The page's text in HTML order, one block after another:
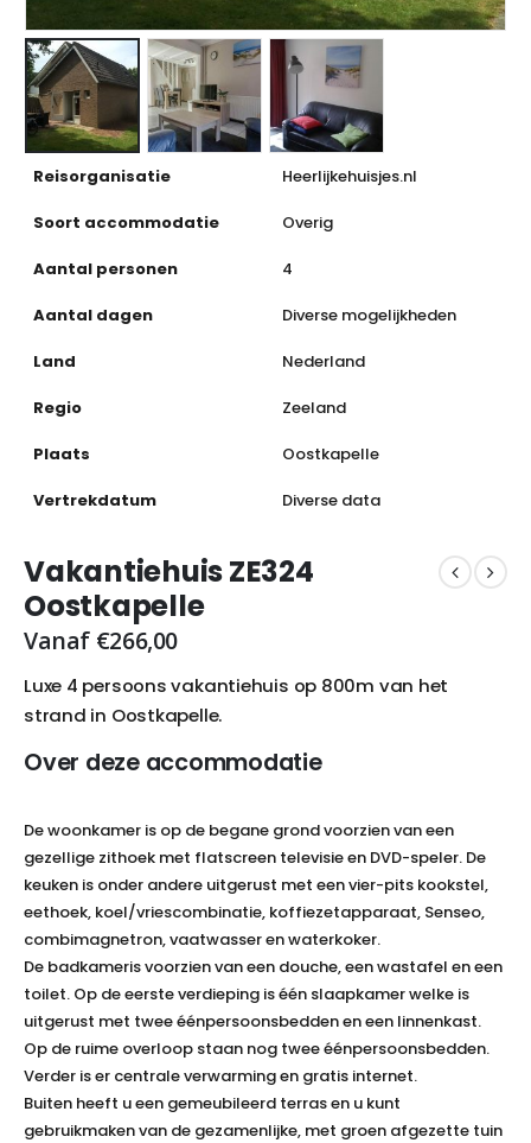
Reisorganisatie Heerlijkehuisjes.nl
Soort accommodatie Overig
Aantal personen 4
Aantal dagen Diverse mogelijkheden
Land Nederland
Regio Zeeland
Plaats Oostkapelle
Vertrekdatum Diverse data
Vakantiehuis ZE324
Oostkapelle
Vanaf €266,00
Luxe 4 persoons vakantiehuis op 800m van het
strand in Oostkapelle.
Over deze accommodatie
De woonkamer is op de begane grond voorzien van een
gezellige zithoek met flatscreen televisie en DVD-speler. De
keuken is onder andere uitgerust met een vier-pits kookstel,
eethoek, koel/vriescombinatie, koffiezetapparaat, Senseo,
combimagnetron, vaatwasser en waterkoker.
De badkameris voorzien van een douche, een wastafel en een
toilet. Op de eerste verdieping is één slaapkamer welke is
uitgerust met twee éénpersoonsbedden en een linnenkast.
Op de ruime overloop staan nog twee éénpersoonsbedden.
Verder is er centrale verwarming en gratis internet.
Buiten heeft u een gemeubileerd terras en u kunt
gebruikmaken van de gezamenlijke, met groen afgezette tuin